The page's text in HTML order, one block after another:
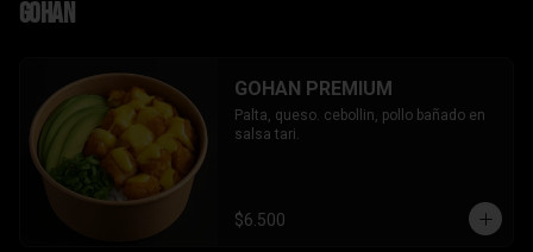
Gohan
GOHAN PREMIUM
Palta, queso. cebollin, pollo bañado en
salsa tari.
$6.500